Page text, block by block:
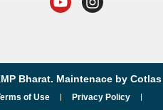
Bharat. Maintenace by Cotlas
of Use Privacy Policy